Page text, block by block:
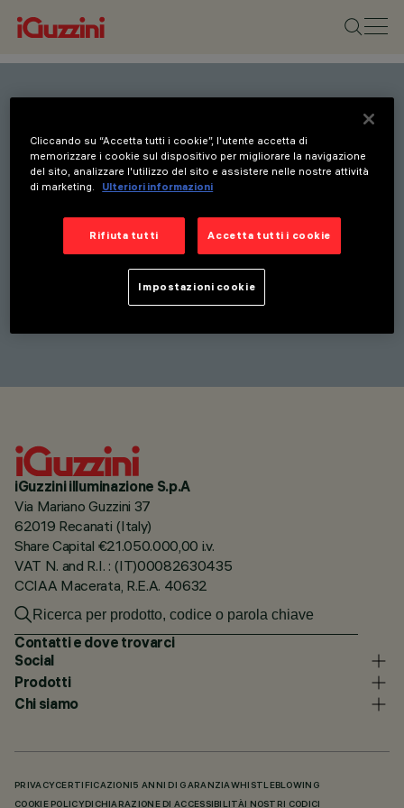
Rimani aggiornato sulle
nostre ultime innovazioni.
Iscriviti alla nostra
newsletter per ricevere
aggiornamenti su nuovi
prodotti, fiere e iniziative.
iGuzzini illuminazione S.p.A
Via Mariano Guzzini 37
62019 Recanati (Italy)
Share Capital €21.050.000,00 i.v.
VAT N. and R.I. : (IT)00082630435
CCIAA Macerata, R.E.A. 40632
Contatti e dove trovarci
Social
Prodotti
Chi siamo
PRIVACY CERTIFICAZIONI 5 ANNI DI GARANZIAWHISTLEBLOWING
COOKIE POLICY DICHIARAZIONE DI ACCESSIBILITÀI NOSTRI CODICI
Cliccando su “Accetta tutti i cookie”, l'utente accetta di
memorizzare i cookie sul dispositivo per migliorare la navigazione
del sito, analizzare l'utilizzo del sito e assistere nelle nostre attività
di marketing.
Ulteriori informazioni
Rifiuta tutti Accetta tutti i cookie
Impostazioni cookie